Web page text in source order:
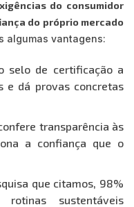
do consumidor
do próprio mercado
algumas vantagens:
selo de certificação a
e dá provas concretas
transparência às
a confiança que o
que citamos, 98%
sustentáveis